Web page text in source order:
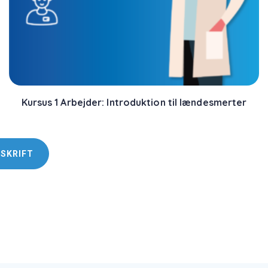
Kursus 1 Arbejder: Introduktion til lændesmerter